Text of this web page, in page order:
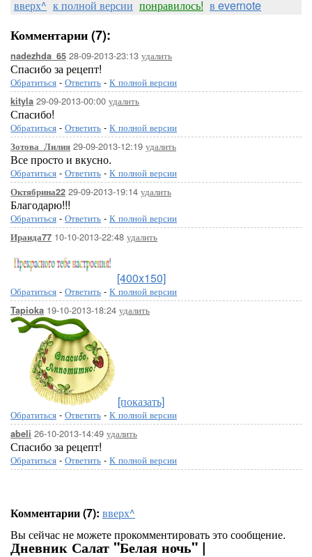
вверх^ к полной версии понравилось! в evernote
Комментарии (7):
nadezhda_65 28-09-2013-23:13 удалить
Спасибо за рецепт!
Обратиться - Ответить - К полной версии
kityla 29-09-2013-00:00 удалить
Спасибо!
Обратиться - Ответить - К полной версии
Зотова_Лилия 29-09-2013-12:19 удалить
Все просто и вкусно.
Обратиться - Ответить - К полной версии
Октябрина22 29-09-2013-19:14 удалить
Благодарю!!!
Обратиться - Ответить - К полной версии
Ираида77 10-10-2013-22:48 удалить
[400x150]
Обратиться - Ответить - К полной версии
Tapioka 19-10-2013-18:24 удалить
[показать]
Обратиться - Ответить - К полной версии
abeli 26-10-2013-14:49 удалить
Спасибо за рецепт!
Обратиться - Ответить - К полной версии
Комментарии (7): вверх^
Вы сейчас не можете прокомментировать это сообщение.
Дневник Салат "Белая ночь" |